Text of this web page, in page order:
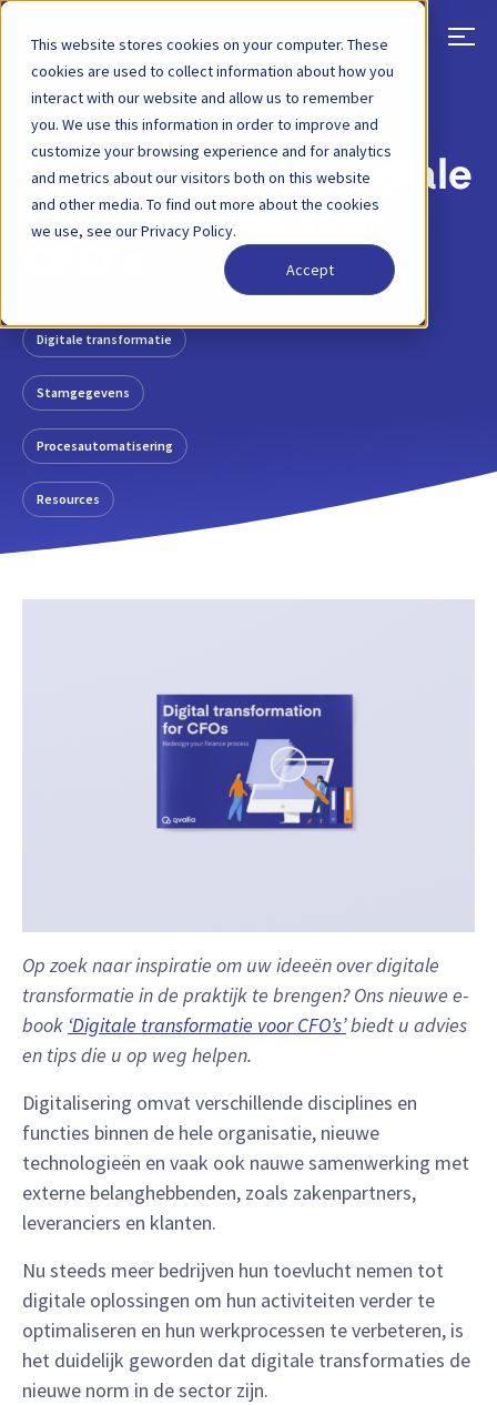
This website stores cookies on your computer. These
cookies are used to collect information about how you
interact with our website and allow us to remember
you. We use this information in order to improve and
customize your browsing experience and for analytics
and metrics about our visitors both on this website
and other media. To find out more about the cookies
we use, see our Privacy Policy.
Accept
TERUG BLOGBERICHT 24 NOVEMBER 2020
Nieuw e-book: Digitale
transformatie voor
Digitale transformatie
Stamgegevens
Procesautomatisering
Resources
Op zoek naar inspiratie om uw ideeën over digitale
transformatie in de praktijk te brengen? Ons nieuwe e-
book ‘Digitale transformatie voor CFO’s’biedt u advies
en tips die u op weg helpen.
Digitalisering omvat verschillende disciplines en
functies binnen de hele organisatie, nieuwe
technologieën en vaak ook nauwe samenwerking met
externe belanghebbenden, zoals zakenpartners,
leveranciers en klanten.
Nu steeds meer bedrijven hun toevlucht nemen tot
digitale oplossingen om hun activiteiten verder te
optimaliseren en hun werkprocessen te verbeteren, is
het duidelijk geworden dat digitale transformaties de
nieuwe norm in de sector zijn.